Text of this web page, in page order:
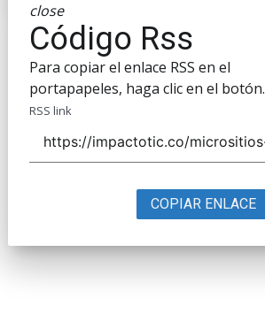
close
Código Rss
Para copiar el enlace RSS en el
portapapeles, haga clic en el botón.
RSS link
COPIAR ENLACE